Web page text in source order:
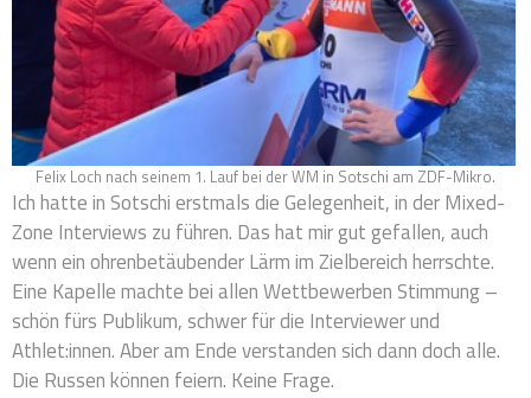
Felix Loch nach seinem 1. Lauf bei der WM in Sotschi am ZDF-Mikro.
Ich hatte in Sotschi erstmals die Gelegenheit, in der Mixed-
Zone Interviews zu führen. Das hat mir gut gefallen, auch
wenn ein ohrenbetäubender Lärm im Zielbereich herrschte.
Eine Kapelle machte bei allen Wettbewerben Stimmung –
schön fürs Publikum, schwer für die Interviewer und
Athlet:innen. Aber am Ende verstanden sich dann doch alle.
Die Russen können feiern. Keine Frage.